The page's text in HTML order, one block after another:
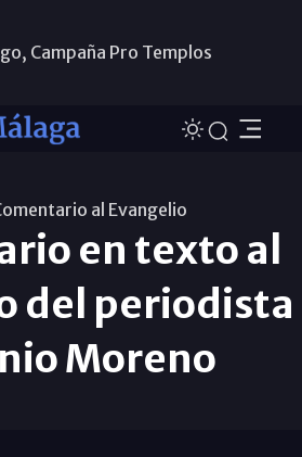
Campaña Pro Templos
al Evangelio
en texto al
del periodista
Moreno